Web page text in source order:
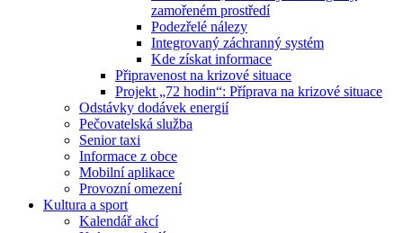
zamořeném prostředí
Podezřelé nálezy
Integrovaný záchranný systém
Kde získat informace
Připravenost na krizové situace
Projekt „72 hodin“: Příprava na krizové situace
Odstávky dodávek energií
Pečovatelská služba
Senior taxi
Informace z obce
Mobilní aplikace
Provozní omezení
Kultura a sport
Kalendář akcí